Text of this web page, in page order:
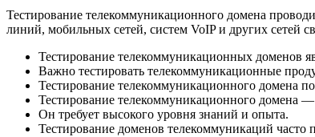
Тестирование телекоммуникационного домена
линий, мобильных сетей, систем VoIP и других сетей
Тестирование телекоммуникационных доменов
Важно тестировать телекоммуникационные
Тестирование телекоммуникационного домена
Тестирование телекоммуникационного домена
Он требует высокого уровня знаний и опыта.
Тестирование доменов телекоммуникаций